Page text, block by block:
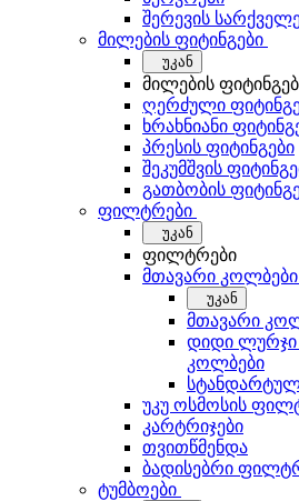
შერევის
მილების ფიტინგები
უკან
მილების
ღერძული
ხრახნიანი
პრესის ფიტინგები
შეკუმშვის
გათბობის
ფილტრები
უკან
ფილტრები
მთავარი კოლბები
უკან
მთავარი
დიდი ლურჯი
კოლბები
უკუ ოსმოსის
კარტრიჯები
თვითწმენდა
ბადისებრი
ტუმბოები